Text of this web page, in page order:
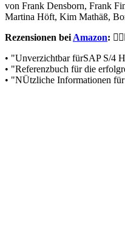
von Frank Densborn, Frank
Martina Höft, Kim Mathäß,
Rezensionen beiAmazon:
• "Unverzichtbar fürSAP S/4
• "Referenzbuch für die
• "NÜtzliche Informationen